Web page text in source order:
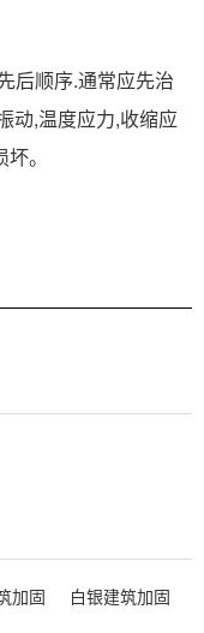
后顺序.通常应先治
动,温度应力,收缩应
。
加固
白银建筑加固